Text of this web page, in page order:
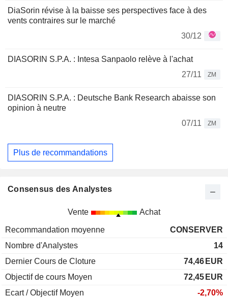
DiaSorin révise à la baisse ses perspectives face à des
vents contraires sur le marché
30/12
DIASORIN S.P.A. : Intesa Sanpaolo relève à l'achat
27/11
ZM
DIASORIN S.P.A. : Deutsche Bank Research abaisse son
opinion à neutre
07/11
ZM
Plus de recommandations
Consensus des Analystes
Vente Achat
Recommandation moyenne
CONSERVER
Nombre d'Analystes
14
Dernier Cours de Cloture
74,46 EUR
Objectif de cours Moyen
72,45 EUR
Ecart / Objectif Moyen
-2,70%